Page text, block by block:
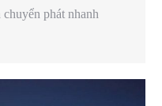
phát nhanh